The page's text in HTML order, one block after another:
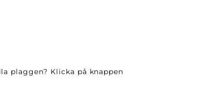
plaggen? Klicka på knappen